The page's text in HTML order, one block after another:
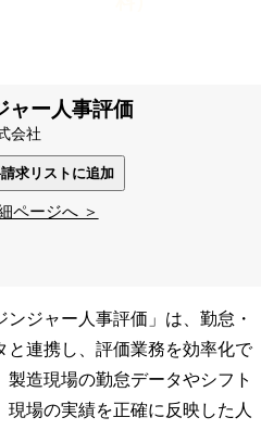
ャー人事評価
会社
求リストに追加
ページへ ＞
ジャー人事評価」は、勤怠・
と連携し、評価業務を効率化で
造現場の勤怠データやシフト
場の実績を正確に反映した人